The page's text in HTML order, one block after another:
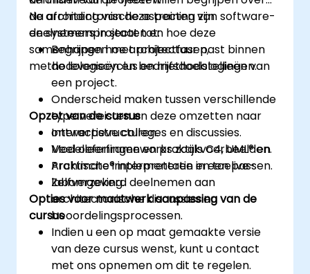
de architectonische aspecten van software-
en systeemprojecten en hoe deze
samenhangen met projectfasen,
methodologieën en bedrijfsdoelstellingen.
Na afronding van deze training zijn
deelnemers in staat tot:
Begrijpen hoe architectuur past binnen
de levenscyclus en methodologieën van
een project.
Onderscheid maken tussen verschillende
type vereisten en deze omzetten naar
ontwerpstructuren.
Modelleerframeworks zoals C4, UML® en
Archimate® interpreteren en toepassen.
Zelfverzekerd deelnemen aan
architectonische discussies en
beoordelingsprocessen.
Opzet van de cursus
Interactieve colleges en discussies.
Veel oefeningen en praktijkvoorbeelden.
Praktische implementatie in een live-
labomgeving.
Opties voor maatwerk aanpassing van de
cursus
Indien u een op maat gemaakte versie
van deze cursus wenst, kunt u contact
met ons opnemen om dit te regelen.